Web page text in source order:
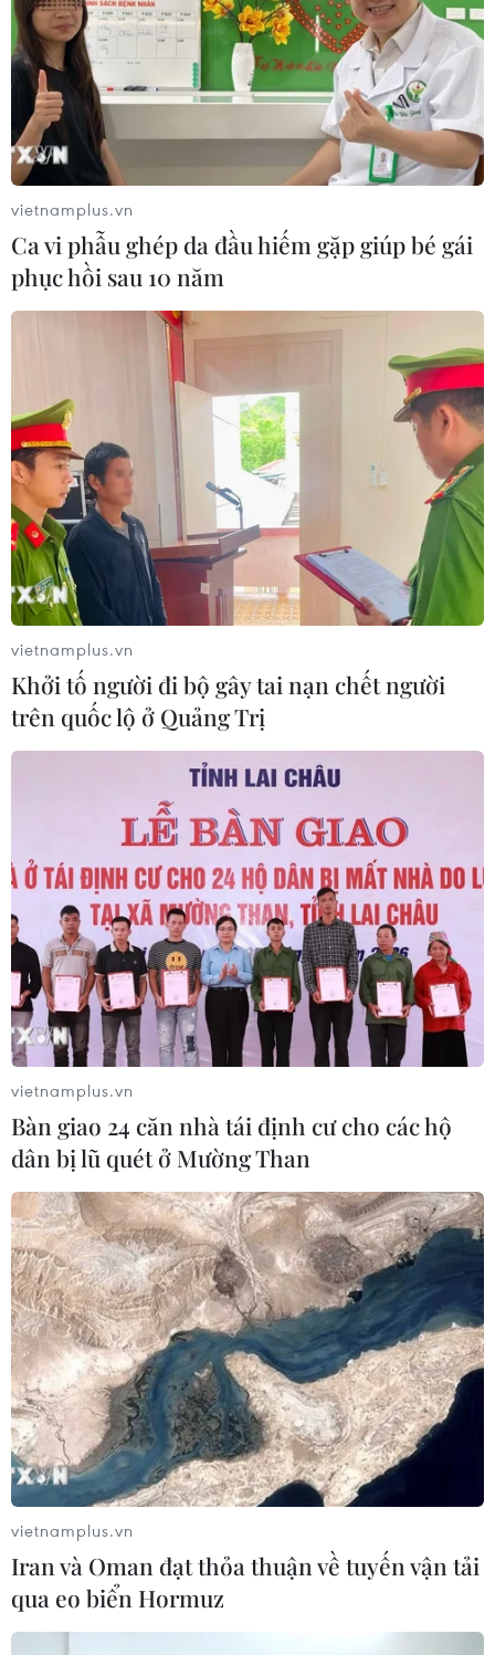
TIN CÙNG CHUYÊN MỤC
Bãi bỏ một số văn bản quy phạm
pháp luật không còn phù hợp
06/08/2026 09:59
Khởi tố người đi bộ gây tai nạn chết
người trên quốc lộ ở Quảng Trị
06/08/2026 09:44
Khởi tố Chủ tịch Hội đồng quản trị,
vietnamplus.vn
Ca vi phẫu ghép da đầu hiếm gặp giúp bé gái
phục hồi sau 10 năm
vietnamplus.vn
Khởi tố người đi bộ gây tai nạn chết người
trên quốc lộ ở Quảng Trị
vietnamplus.vn
Bàn giao 24 căn nhà tái định cư cho các hộ
dân bị lũ quét ở Mường Than
vietnamplus.vn
Iran và Oman đạt thỏa thuận về tuyến vận tải
qua eo biển Hormuz